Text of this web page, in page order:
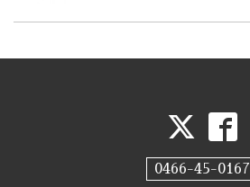
0466-45-0167